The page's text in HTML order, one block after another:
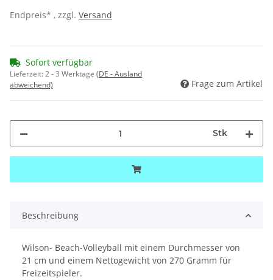
Endpreis* , zzgl. Versand
Sofort verfügbar
Lieferzeit:2 - 3 Werktage (DE - Ausland
abweichend)
Frage zum Artikel
Stk
Beschreibung
Wilson- Beach-Volleyball mit einem Durchmesser von
21 cm und einem Nettogewicht von 270 Gramm für
Freizeitspieler.